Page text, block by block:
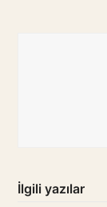
İlgili yazılar